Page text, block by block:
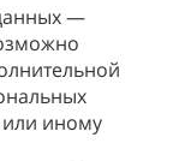
—
иному